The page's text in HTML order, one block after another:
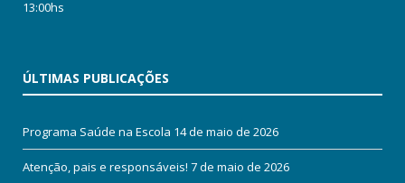
13:00hs
ÚLTIMAS PUBLICAÇÕES
Programa Saúde na Escola 14 de maio de 2026
Atenção, pais e responsáveis! 7 de maio de 2026